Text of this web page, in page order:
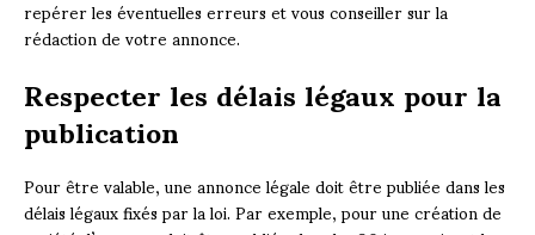
repérer les éventuelles erreurs et vous conseiller sur la
rédaction de votre annonce.
Respecter les délais légaux pour la
publication
Pour être valable, une annonce légale doit être publiée dans les
délais légaux fixés par la loi. Par exemple, pour une création de